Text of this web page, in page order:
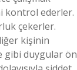
kontrol ederler.
çekerler.
kişinin
gibi duygular ön